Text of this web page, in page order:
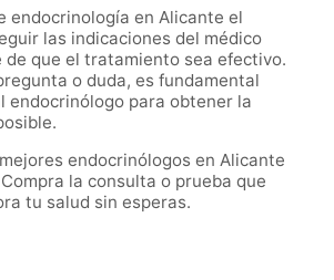
endocrinología en Alicante el
las indicaciones del médico
de que el tratamiento sea efectivo.
o duda, es fundamental
endocrinólogo para obtener la
endocrinólogos en Alicante
la consulta o prueba que
tu salud sin esperas.